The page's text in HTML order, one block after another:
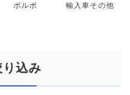
ボルボ 輸入車その他
込み